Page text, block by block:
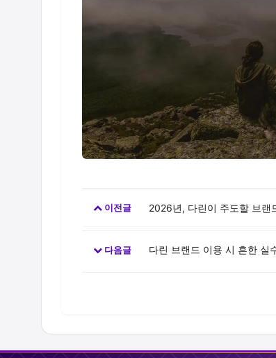
이전글 2026년, 다린이 주도할 브랜
다음글 다린 브랜드 이용 시 흔한 실